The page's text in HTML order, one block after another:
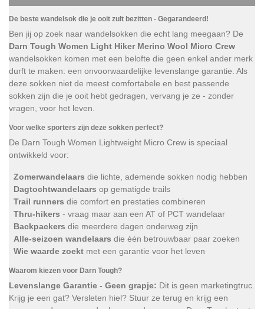
De beste wandelsok die je ooit zult bezitten - Gegarandeerd!
Ben jij op zoek naar wandelsokken die echt lang meegaan? De
Darn Tough Women Light Hiker Merino Wool Micro Crew
wandelsokken komen met een belofte die geen enkel ander merk
durft te maken: een onvoorwaardelijke levenslange garantie. Als
deze sokken niet de meest comfortabele en best passende
sokken zijn die je ooit hebt gedragen, vervang je ze - zonder
vragen, voor het leven.
Voor welke sporters zijn deze sokken perfect?
De Darn Tough Women Lightweight Micro Crew is speciaal
ontwikkeld voor:
Zomerwandelaars die lichte, ademende sokken nodig hebben
Dagtochtwandelaars op gematigde trails
Trail runners die comfort en prestaties combineren
Thru-hikers - vraag maar aan een AT of PCT wandelaar
Backpackers die meerdere dagen onderweg zijn
Alle-seizoen wandelaars die één betrouwbaar paar zoeken
Wie waarde zoekt met een garantie voor het leven
Waarom kiezen voor Darn Tough?
Levenslange Garantie - Geen grapje: Dit is geen marketingtruc.
Krijg je een gat? Versleten hiel? Stuur ze terug en krijg een